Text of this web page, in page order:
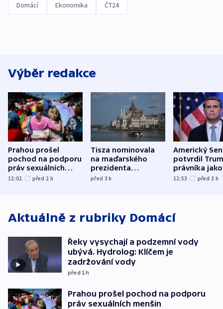
Domácí Ekonomika ČT24
Výběr redakce
Prahou prošel
pochod na podporu
práv sexuálních
menšin
12:02 před 2 h
Tisza nominovala
na maďarského
prezidenta
bývalého šéfa
před 3h
Americký
potvrdil
právníka jako
ministra
12:53 před 3 h
Aktuálně z rubriky Domácí
Řeky vysychají a podzemní vody
ubývá. Hydrolog: Klíčem je
zadržování vody
před 1h
Prahou prošel pochod na podporu
práv sexuálních menšin